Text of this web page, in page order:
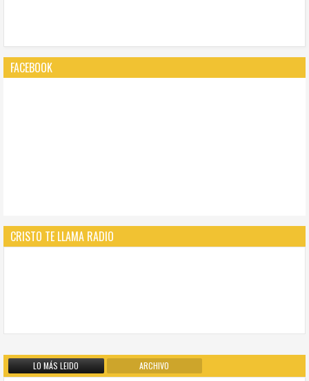
FACEBOOK
CRISTO TE LLAMA RADIO
LO MÁS LEIDO ARCHIVO